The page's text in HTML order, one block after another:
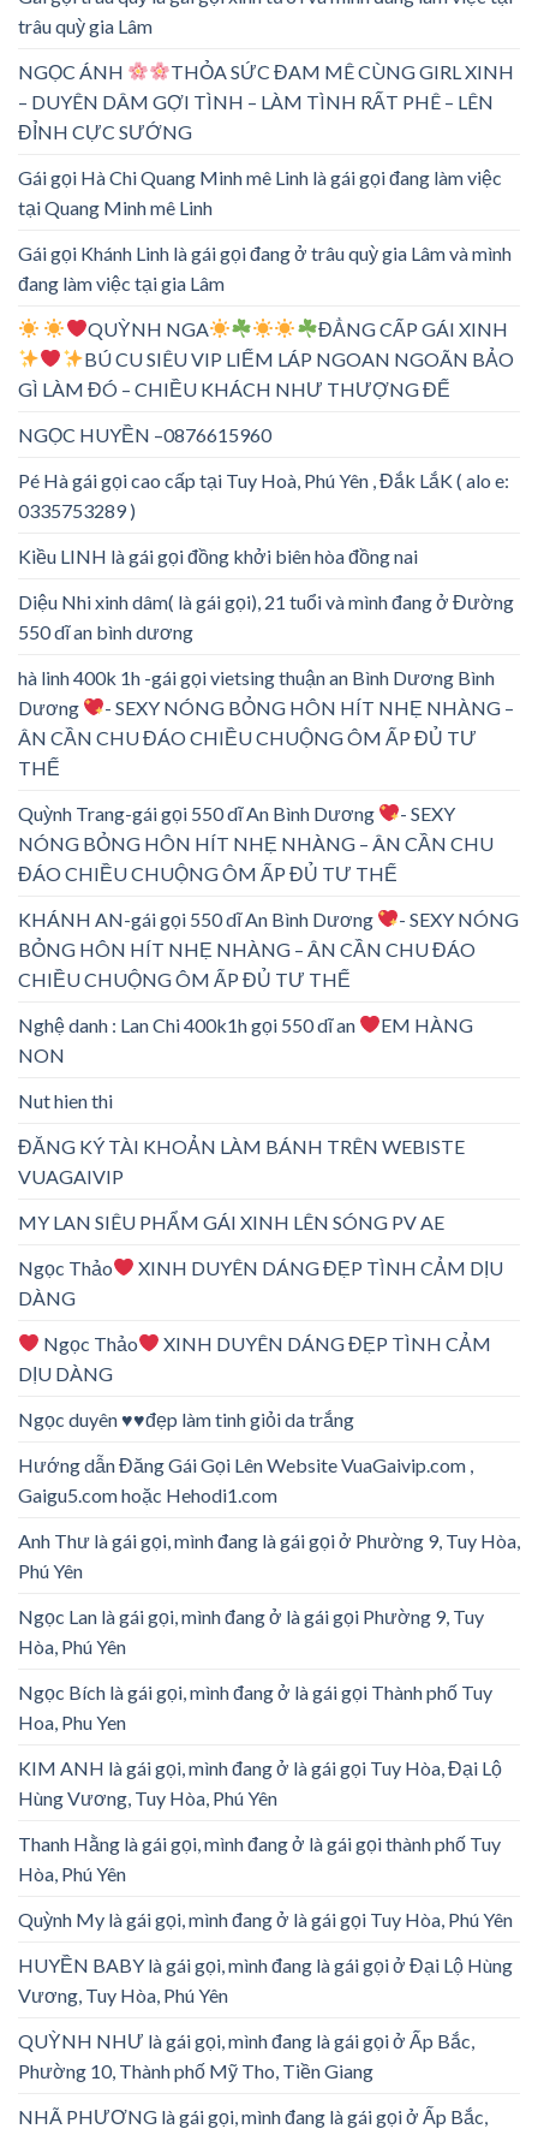
trâu quỳ gia Lâm
NGỌC ÁNH
THỎA SỨC ĐAM MÊ CÙNG GIRL XINH
– DUYÊN DÂM GỢI TÌNH – LÀM TÌNH RẤT PHÊ – LÊN
ĐỈNH CỰC SƯỚNG
Gái gọi Hà Chi Quang Minh mê Linh là gái gọi đang làm việc
tại Quang Minh mê Linh
Gái gọi Khánh Linh là gái gọi đang ở trâu quỳ gia Lâm và mình
đang làm việc tại gia Lâm
QUỲNH NGA
ĐẲNG CẤP GÁI XINH
BÚ CU SIÊU VIP LIẾM LÁP NGOAN NGOÃN BẢO
GÌ LÀM ĐÓ – CHIỀU KHÁCH NHƯ THƯỢNG ĐẾ
NGỌC HUYỀN –0876615960
Pé Hà gái gọi cao cấp tại Tuy Hoà, Phú Yên , Đắk LắK ( alo e:
0335753289 )
Kiều LINH là gái gọi đồng khởi biên hòa đồng nai
Diệu Nhi xinh dâm( là gái gọi), 21 tuổi và mình đang ở Đường
550 dĩ an bình dương
hà linh 400k 1h -gái gọi vietsing thuận an Bình Dương Bình
Dương
- SEXY NÓNG BỎNG HÔN HÍT NHẸ NHÀNG –
ÂN CẦN CHU ĐÁO CHIỀU CHUỘNG ÔM ẤP ĐỦ TƯ
THẾ
Quỳnh Trang-gái gọi 550 dĩ An Bình Dương
- SEXY
NÓNG BỎNG HÔN HÍT NHẸ NHÀNG – ÂN CẦN CHU
ĐÁO CHIỀU CHUỘNG ÔM ẤP ĐỦ TƯ THẾ
KHÁNH AN-gái gọi 550 dĩ An Bình Dương
- SEXY NÓNG
BỎNG HÔN HÍT NHẸ NHÀNG – ÂN CẦN CHU ĐÁO
CHIỀU CHUỘNG ÔM ẤP ĐỦ TƯ THẾ
Nghệ danh : Lan Chi 400k1h gọi 550 dĩ an
EM HÀNG
NON
Nut hien thi
ĐĂNG KÝ TÀI KHOẢN LÀM BÁNH TRÊN WEBISTE
VUAGAIVIP
MY LAN SIÊU PHẨM GÁI XINH LÊN SÓNG PV AE
Ngọc Thảo
XINH DUYÊN DÁNG ĐẸP TÌNH CẢM DỊU
DÀNG
Ngọc Thảo
XINH DUYÊN DÁNG ĐẸP TÌNH CẢM
DỊU DÀNG
Ngọc duyên ♥️♥️đẹp làm tinh giỏi da trắng
Hướng dẫn Đăng Gái Gọi Lên Website VuaGaivip.com ,
Gaigu5.com hoặc Hehodi1.com
Anh Thư là gái gọi, mình đang là gái gọi ở Phường 9, Tuy Hòa,
Phú Yên
Ngọc Lan là gái gọi, mình đang ở là gái gọi Phường 9, Tuy
Hòa, Phú Yên
Ngọc Bích là gái gọi, mình đang ở là gái gọi Thành phố Tuy
Hoa, Phu Yen
KIM ANH là gái gọi, mình đang ở là gái gọi Tuy Hòa, Đại Lộ
Hùng Vương, Tuy Hòa, Phú Yên
Thanh Hằng là gái gọi, mình đang ở là gái gọi thành phố Tuy
Hòa, Phú Yên
Quỳnh My là gái gọi, mình đang ở là gái gọi Tuy Hòa, Phú Yên
HUYỀN BABY là gái gọi, mình đang là gái gọi ở Đại Lộ Hùng
Vương, Tuy Hòa, Phú Yên
QUỲNH NHƯ là gái gọi, mình đang là gái gọi ở Ấp Bắc,
Phường 10, Thành phố Mỹ Tho, Tiền Giang
NHÃ PHƯƠNG là gái gọi, mình đang là gái gọi ở Ấp Bắc,